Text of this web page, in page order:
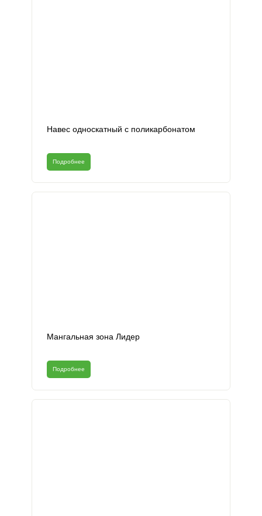
Навес односкатный с поликарбонатом
Подробнее
Мангальная зона Лидер
Подробнее